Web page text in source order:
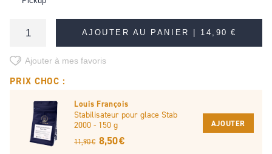
AJOUTER AU PANIER | 14,90 €
Ajouter à mes favoris
PRIX CHOC :
Louis François
Stabilisateur pour glace Stab
2000 - 150 g
11,90 € 8,50 €
AJOUTER